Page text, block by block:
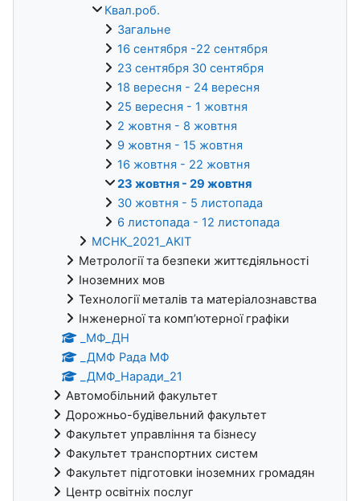
Квал.роб.
Загальне
16 сентября -22 сентября
23 сентября 30 сентября
18 вересня - 24 вересня
25 вересня - 1 жовтня
2 жовтня - 8 жовтня
9 жовтня - 15 жовтня
16 жовтня - 22 жовтня
23 жовтня - 29 жовтня
30 жовтня - 5 листопада
6 листопада - 12 листопада
МСНК_2021_АКІТ
Метрології та безпеки життєдіяльності
Іноземних мов
Технології металів та матеріалознавства
Інженерної та комп’ютерної графіки
_МФ_ДН
_ДМФ Рада МФ
_ДМФ_Наради_21
Автомобільний факультет
Дорожньо-будівельний факультет
Факультет управління та бізнесу
Факультет транспортних систем
Факультет підготовки іноземних громадян
Центр освітніх послуг